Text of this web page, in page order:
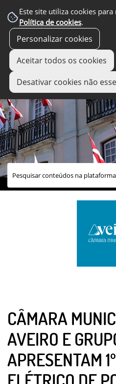
Este site utiliza cookies
Política de cookies.
Personalizar cookies
Aceitar todos os cookies
Desativar cookies não
links úteis
CÂMARA
AVEIRO E
APRESENTAM